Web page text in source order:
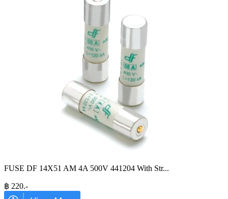
FUSE DF 14X51 AM 4A 500V 441204 With Str...
฿ 220.-